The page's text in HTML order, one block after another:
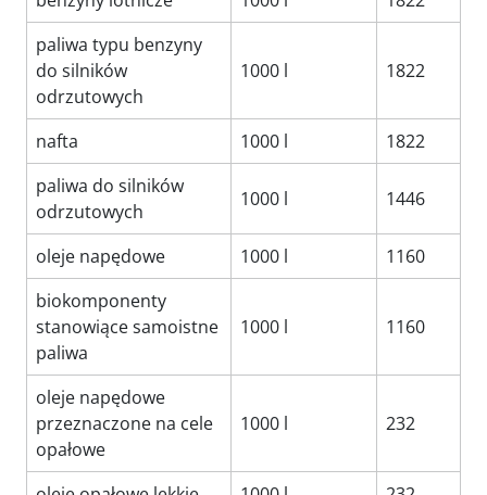
paliwa typu benzyny
do silników
odrzutowych
1000 l 1822
nafta 1000 l
1822
paliwa do silników
odrzutowych
1000 l 1446
oleje napędowe 1000 l
1160
biokomponenty
stanowiące samoistne
paliwa
1000 l 1160
oleje napędowe
przeznaczone na cele
opałowe
1000 l 232